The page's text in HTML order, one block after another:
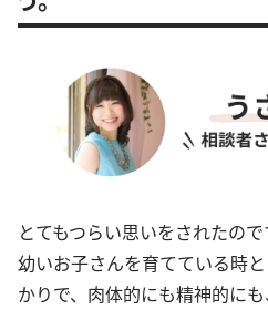
とてもつらい思いをされたので
幼いお子さんを育てている時
かりで、肉体的にも精神的に